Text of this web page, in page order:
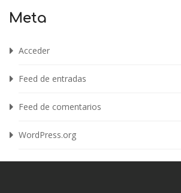
Meta
Acceder
Feed de entradas
Feed de comentarios
WordPress.org